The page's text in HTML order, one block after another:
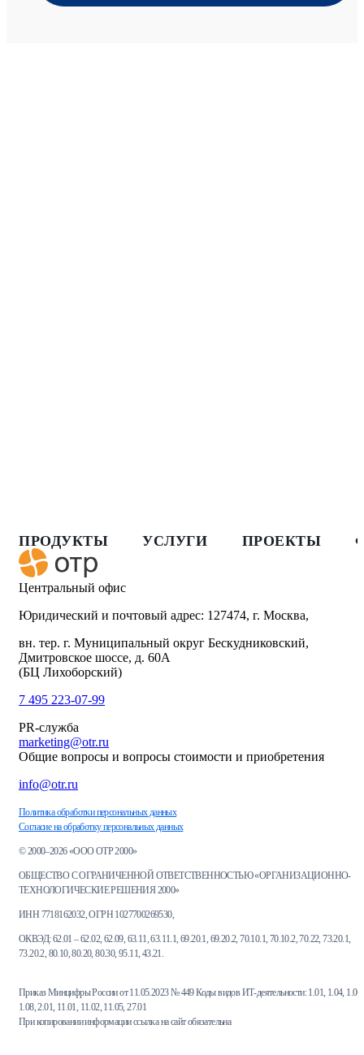
ПРОДУКТЫ УСЛУГИ ПРОЕКТЫ
Центральный офис
Юридический и почтовый адрес: 127474, г. Москва,
вн. тер. г. Муниципальный округ Бескудниковский,
Дмитровское шоссе, д. 60А
(БЦ Лихоборский)
7 495 223-07-99
PR-служба
marketing@otr.ru
Общие вопросы и вопросы стоимости и приобретения
info@otr.ru
Политика обработки персональных данных
Согласие на обработку персональных данных
© 2000–2026 «ООО ОТР 2000»
ОБЩЕСТВО С ОГРАНИЧЕННОЙ ОТВЕТСТВЕННОСТЬЮ «ОРГАНИЗАЦИОННО-
ТЕХНОЛОГИЧЕСКИЕ РЕШЕНИЯ 2000»
ИНН 7718162032, ОГРН 1027700269530,
ОКВЭД: 62.01 – 62.02, 62.09, 63.11, 63.11.1, 69.20.1, 69.20.2, 70.10.1, 70.10.2, 70.22, 73.20.1,
73.20.2, 80.10, 80.20, 80.30, 95.11, 43.21.
Приказ Минцифры России от 11.05.2023 № 449 Коды видов ИТ-деятельности: 1.01, 1.04, 1.06,
1.08, 2.01, 11.01, 11.02, 11.05, 27.01
При копировании информации ссылка на сайт обязательна